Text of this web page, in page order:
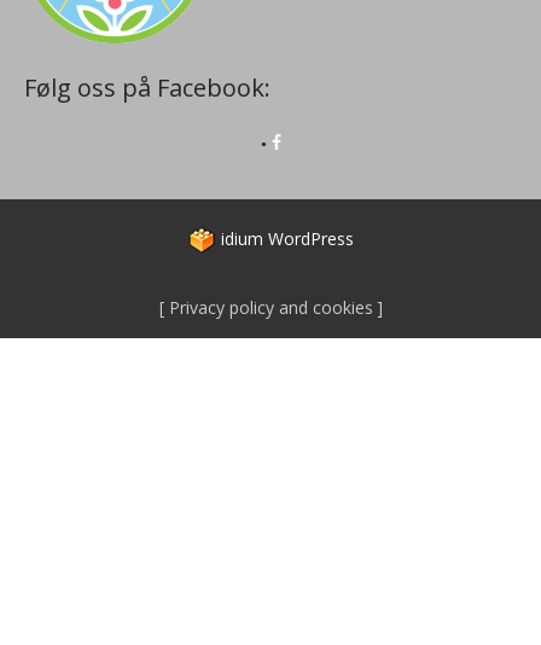
Følg oss på Facebook:
idium WordPress
Privacy policy and cookies